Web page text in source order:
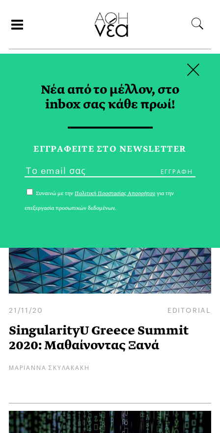
SINGULARITY
UNIVERSITY TAG
21/11/20 EDITORIAL
SingularityU Greece Summit
2020: Μαθαίνοντας Ξανά
ΜΑΡΙΑΝΝΑ ΣΚΥΛΑΚΑΚΗ
Νέα από το μέλλον, στο
inbox σας κάθε πρωί!
ΕΓΓPΑΦΕΙΤΕ ΣΤΟ NEWSLETTER
Συναινώ με την Πολιτική Προστασίας Απορρήτου για την
επεξεργασία προσωπικών δεδομένων.
×